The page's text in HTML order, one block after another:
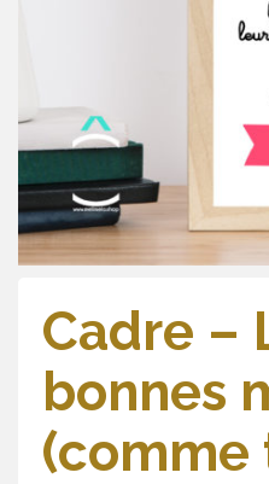
Cadre –
bonnes
(comme